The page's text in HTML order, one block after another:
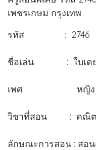
เพชรเกษม กรุงเทพ
รหัส :
ชื่อเล่น : ใ
เพศ : หญิง
วิชาที่สอน : คณิ
ลักษณะการสอน : สอ